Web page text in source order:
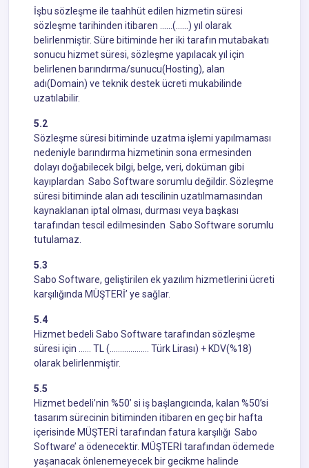
İşbu sözleşme ile taahhüt edilen hizmetin süresi
sözleşme tarihinden itibaren ……(……) yıl olarak
belirlenmiştir. Süre bitiminde her iki tarafın mutabakatı
sonucu hizmet süresi, sözleşme yapılacak yıl için
belirlenen barındırma/sunucu(Hosting), alan
adı(Domain) ve teknik destek ücreti mukabilinde
uzatılabilir.
5.2
Sözleşme süresi bitiminde uzatma işlemi yapılmaması
nedeniyle barındırma hizmetinin sona ermesinden
dolayı doğabilecek bilgi, belge, veri, doküman gibi
kayıplardan Sabo Software sorumlu değildir. Sözleşme
süresi bitiminde alan adı tescilinin uzatılmamasından
kaynaklanan iptal olması, durması veya başkası
tarafından tescil edilmesinden Sabo Software sorumlu
tutulamaz.
5.3
Sabo Software, geliştirilen ek yazılım hizmetlerini ücreti
karşılığında MÜŞTERİ’ ye sağlar.
5.4
Hizmet bedeli Sabo Software tarafından sözleşme
süresi için …… TL (………………. Türk Lirası) + KDV(%18)
olarak belirlenmiştir.
5.5
Hizmet bedeli’nin %50’ si iş başlangıcında, kalan %50’si
tasarım sürecinin bitiminden itibaren en geç bir hafta
içerisinde MÜŞTERİ tarafından fatura karşılığı Sabo
Software’ a ödenecektir. MÜŞTERİ tarafından ödemede
yaşanacak önlenemeyecek bir gecikme halinde